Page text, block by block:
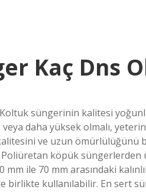
Kaç Dns
süngerinin kalitesi
daha yüksek olmalı,
ve uzun ömürlülüğünü
Poliüretan köpük
ile 70 mm arasındaki
birlikte kullanılabilir. En sert